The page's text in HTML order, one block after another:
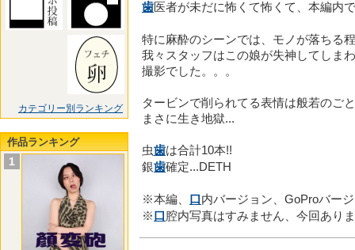
カテゴリー別ランキング
作品ランキング
1
歯医者が未だに怖くて怖くて、本編内
特に麻酔のシーンでは、モノが落ちる
我々スタッフはこの娘が失神してしま
撮影でした。。。
タービンで削られてる表情は般若のご
まさに生き地獄...
虫歯は合計10本!!
銀歯確定...DETH
※本編、 口 内バージョン、GoProバー
※ 口 腔内写真はすみません、今回あり